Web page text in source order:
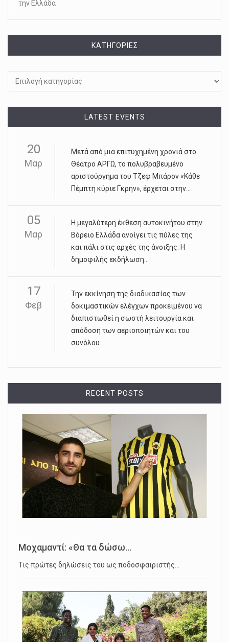
την Ελλάδα
KΑΤΗΓΟΡΊΕΣ
LATEST EVENTS
20
Μαρ
Μετά από μια επιτυχημένη χρονιά στο
Θέατρο ΑΡΓΩ, το πολυβραβευμένο
αριστούργημα του Τζεφ Μπάρον «Κάθε
Πέμπτη κύριε Γκρην», έρχεται στην...
05
Μαρ
Η μεγαλύτερη έκθεση αυτοκινήτου στην
Βόρειο Ελλάδα ανοίγει τις πύλες της
και πάλι στις αρχές της άνοιξης. Η
δημοφιλής εκδήλωση...
17
Φεβ
Την εκκίνηση της διαδικασίας των
δοκιμαστικών ελέγχων προκειμένου να
διαπιστωθεί η σωστή λειτουργία και
απόδοση των αεριοποιητών και του
συνόλου...
RECENT POSTS
Μοχαμαντί: «Θα τα δώσω...
Τις πρώτες δηλώσεις του ως ποδοσφαιριστής…